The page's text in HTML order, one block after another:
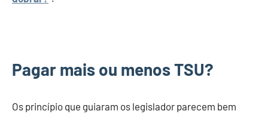
Pagar mais ou menos TSU?
Os princípio que guiaram os legislador parecem bem